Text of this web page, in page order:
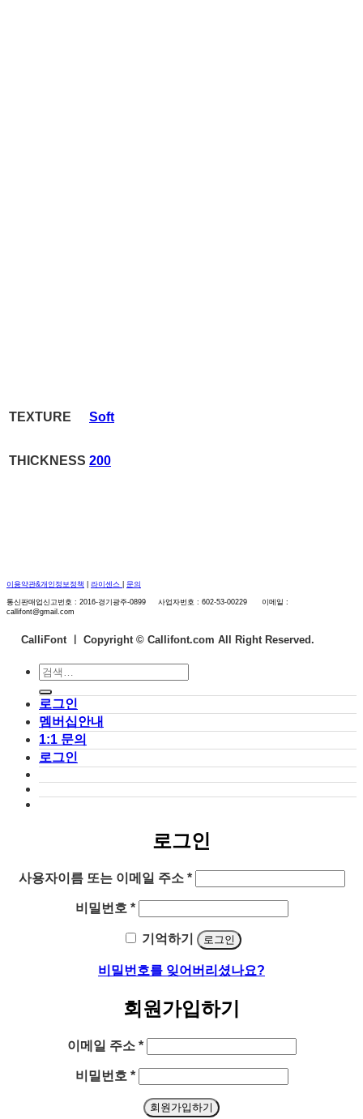
TEXTURE Soft
THICKNESS 200
이용약관&개인정보정책 라이센스 문의
통신판매업신고번호 : 2016-경기광주-0899 사업자번호 : 602-53-00229 이메일 :
callifont@gmail.com
CalliFont ㅣ Copyright © Callifont.com All Right Reserved.
검
색:
로그인
멤버십안내
1:1 문의
로그인
로그인
사용자이름 또는 이메일 주소 *필
목
비밀번호 *필
항기억하기 로그인
비밀번호를 잊어버리셨나요?
회원가입하기
이메일 주소 *필
목
비밀번호 *필
항 회원가입하기